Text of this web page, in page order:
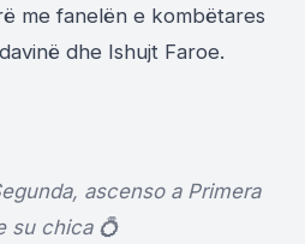
me fanelën e kombëtares
dhe Ishujt Faroe.
ascenso a Primera
su chica 💍